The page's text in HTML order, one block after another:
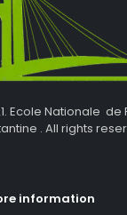
Ecole Nationale de
. All rights
information